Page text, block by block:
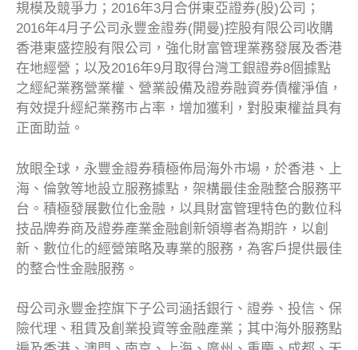
規模及競爭力；2016年3月合併東亞證券(股)公司；
2016年4月子公司永豐金證券(開曼)控股有限公司收購
香港東盛控股有限公司，強化財富管理業務發展及香港
在地經營；以及2016年9月取得台灣工銀證券8個據點
之經紀業務營業權、營業設備及證券融資券債權淨值，
有效提升經紀業務市占率，增加獲利，對股東權益具有
正面助益。
放眼全球，永豐金證券積極佈局海外市場，於香港、上
海、倫敦等地設立服務據點，架構最佳金融整合服務平
台。積極發展數位化金融，以具財富管理特色的數位科
技品牌券商及證券產業金融創新領導者為期許，以創
新、數位化的經營策略及專業的服務，為客戶提供最佳
的整合性金融服務。
母公司永豐金控旗下子公司涵括銀行、證券、投信、保
險代理、租賃及創業投資等金融產業；其中海外服務點